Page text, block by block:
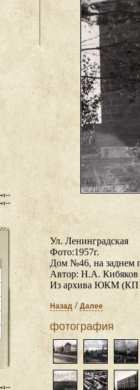
Ул. Ленинградская
Фото:1957г.
Дом №46, на заднем
Автор: Н.А. Кибяков
Из архива ЮКМ (КП
Назад / Далее
фотография